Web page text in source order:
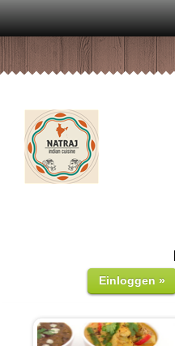
Einloggen »